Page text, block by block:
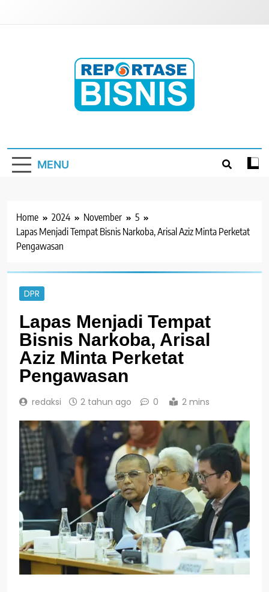
MENU
Home 2024 November
5
Lapas Menjadi Tempat Bisnis Narkoba, Arisal Aziz Minta Perketat
Pengawasan
DPR
Lapas Menjadi Tempat
Bisnis Narkoba, Arisal
Aziz Minta Perketat
Pengawasan
redaksi 2 tahun ago 0 2 mins